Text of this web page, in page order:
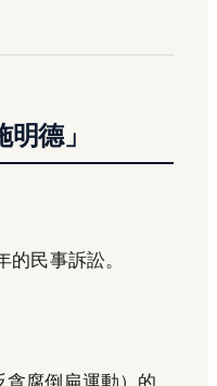
德」
民事訴訟。
腐倒扁運動）的